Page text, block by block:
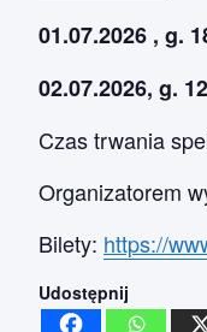
01.07.2026 , g.
02.07.2026, g.
Czas trwania
Organizatorem
Bilety: https://
Udostępnij